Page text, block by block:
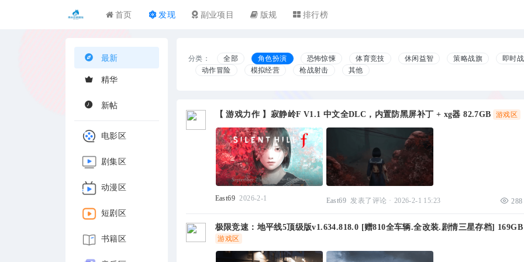
首页 发现 副业项目 版规 排行榜
最新
精华
新帖
电影区
剧集区
动漫区
短剧区
书籍区
分类： 全部 角色扮演 恐怖惊悚 体育竞技 休闲益智 策略战旗
即时
动作冒险
模拟经营 枪战射击 其他
【 游戏力作 】寂静岭F V1.1 中文全DLC，内置防黑屏补丁 + xg器 82.7GB 游戏区
East69 2026-2-1 East69 发表了评论 · 2026-2-1 15:23 288
极限竞速：地平线5顶级版v1.634.818.0 [赠810全车辆.全改装.剧情三星存档] 169GB
游戏区